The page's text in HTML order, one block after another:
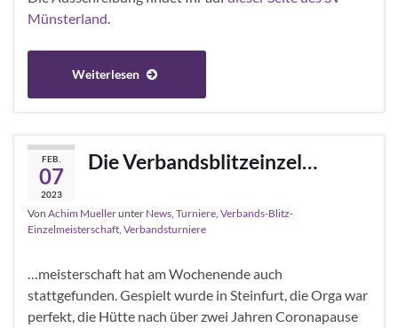
Münsterland.
Weiterlesen
FEB.
07
2023
Die Verbandsblitzeinzel…
Von Achim Muellerunter News, Turniere, Verbands-Blitz-
Einzelmeisterschaft, Verbandsturniere
…meisterschaft hat am Wochenende auch
stattgefunden. Gespielt wurde in Steinfurt, die Orga war
perfekt, die Hütte nach über zwei Jahren Coronapause